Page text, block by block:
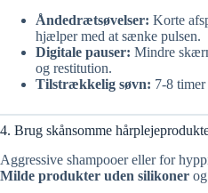
Åndedrætsøvelser: Korte
hjælper med at sænke pulsen.
Digitale pauser: Mindre
og restitution.
Tilstrækkelig søvn: 7-8 timer
4. Brug skånsomme
Aggressive shampooer eller for
Milde produkter uden silikoner og